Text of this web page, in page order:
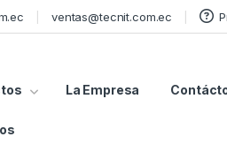
ventas@tecnit.com.ec
La Empresa